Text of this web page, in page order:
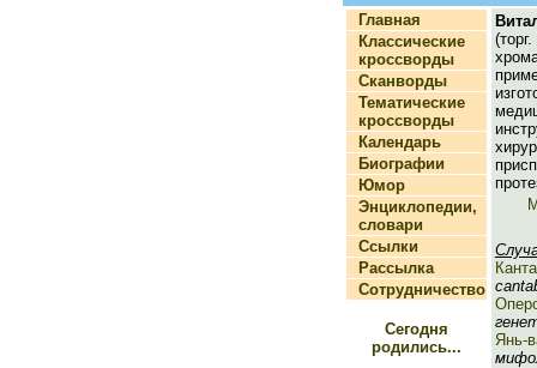
Главная
Классические
кроссворды
Сканворды
Тематические
кроссворды
Календарь
Биографии
Юмор
Энциклопедии,
словари
Ссылки
Рассылка
Сотрудничество
Сегодня
родились...
Янь-